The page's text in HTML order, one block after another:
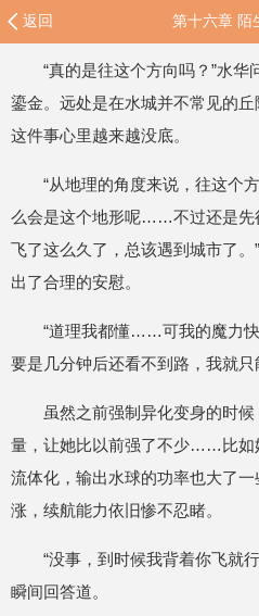
返回 第十六章 陌
“真的是往这个方向吗？”水
鎏金。远处是在水城并不常见的
这件事心里越来越没底。
“从地理的角度来说，往这个
么会是这个地形呢……不过还是先
飞了这么久了，总该遇到城市了
出了合理的安慰。
“道理我都懂……可我的魔力快
要是几分钟后还看不到路，我就
虽然之前强制异化变身的时
量，让她比以前强了不少……比如
流体化，输出水球的功率也大了
涨，续航能力依旧惨不忍睹。
“没事，到时候我背着你飞就
瞬间回答道。